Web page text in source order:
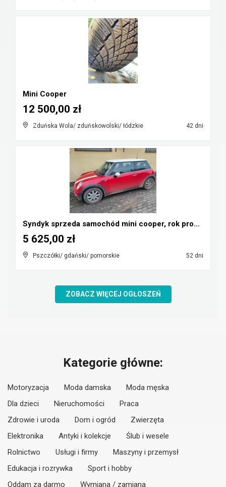
Mini Cooper
Zduńska Wola/ zduńskowolski/ łódzkie 42 dni
12 500,00 zł
Syndyk sprzeda samochód mini cooper, rok prod. 200...
Pszczółki/ gdański/ pomorskie 52 dni
5 625,00 zł
ZOBACZ WIĘCEJ OGŁOSZEŃ
Kategorie główne:
Motoryzacja Moda damska
Moda męska
Dla dzieci
Nieruchomości
Praca
Zdrowie i uroda
Dom i ogród
Zwierzęta
Elektronika
Antyki i kolekcje
Ślub i wesele
Rolnictwo
Usługi i firmy
Maszyny i przemysł
Edukacja i rozrywka
Sport i hobby
Oddam za darmo
Wymiana / zamiana